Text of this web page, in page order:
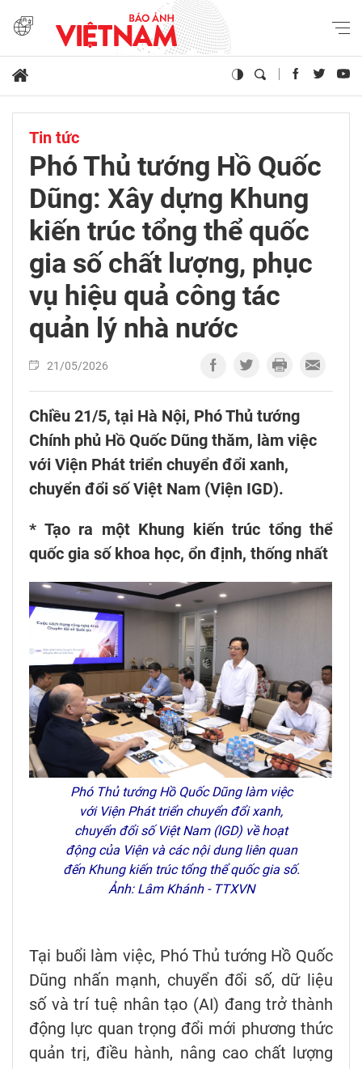
Tin tức
Phó Thủ tướng Hồ Quốc
Dũng: Xây dựng Khung
kiến trúc tổng thể quốc
gia số chất lượng, phục
vụ hiệu quả công tác
quản lý nhà nước
21/05/2026
Chiều 21/5, tại Hà Nội, Phó Thủ tướng
Chính phủ Hồ Quốc Dũng thăm, làm việc
với Viện Phát triển chuyển đổi xanh,
chuyển đổi số Việt Nam (Viện IGD).
* Tạo ra một Khung kiến trúc tổng thể
quốc gia số khoa học, ổn định, thống nhất
Phó Thủ tướng Hồ Quốc Dũng làm việc
với Viện Phát triển chuyển đổi xanh,
chuyển đổi số Việt Nam (IGD) về hoạt
động của Viện và các nội dung liên quan
đến Khung kiến trúc tổng thể quốc gia số.
Ảnh: Lâm Khánh - TTXVN
Tại buổi làm việc, Phó Thủ tướng Hồ Quốc
Dũng nhấn mạnh, chuyển đổi số, dữ liệu
số và trí tuệ nhân tạo (AI) đang trở thành
động lực quan trọng đổi mới phương thức
quản trị, điều hành, nâng cao chất lượng